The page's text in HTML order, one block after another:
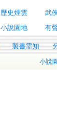
歷史煙雲 武
小說園地 有
製書需知
小說